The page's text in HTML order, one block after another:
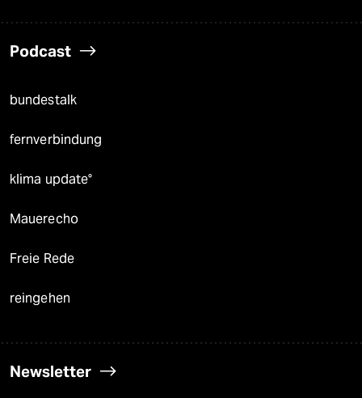
Podcast
bundestalk
fernverbindung
klima update°
Mauerecho
Freie Rede
reingehen
Newsletter